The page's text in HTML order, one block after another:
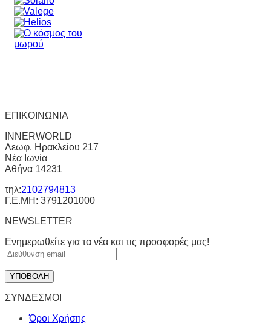
ΕΠΙΚΟΙΝΩΝΙΑ
INNERWORLD
Λεωφ. Ηρακλείου 217
Νέα Ιωνία
Αθήνα 14231
τηλ:2102794813
Γ.Ε.ΜΗ: 3791201000
NEWSLETTER
Ενημερωθείτε για τα νέα και τις προσφορές μας!
ΣΥΝΔΕΣΜΟΙ
Όροι Χρήσης